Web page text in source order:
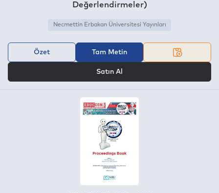
Değerlendirmeler)
Necmettin Erbakan Üniversitesi Yayınları
Özet Tam Metin
Satın Al